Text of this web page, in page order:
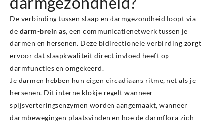
De verbinding tussen slaap en darmgezondheid loopt via
de darm-brein as, een communicatienetwerk tussen je
darmen en hersenen. Deze bidirectionele verbinding zorgt
ervoor dat slaapkwaliteit direct invloed heeft op
darmfuncties en omgekeerd.
Je darmen hebben hun eigen circadiaans ritme, net als je
hersenen. Dit interne klokje regelt wanneer
spijsverteringsenzymen worden aangemaakt, wanneer
darmbewegingen plaatsvinden en hoe de darmflora zich